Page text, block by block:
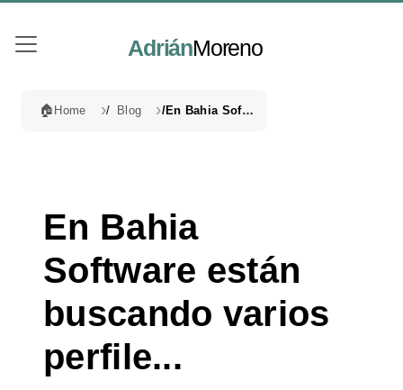
AdriánMoreno
🏠 Home Blog En Bahia Software están buscando varios perfile...
En Bahia
Software están
buscando varios
perfile...